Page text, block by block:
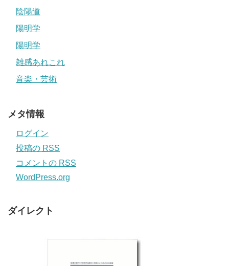
陰陽道
陽明学
陽明学
雑感あれこれ
音楽・芸術
メタ情報
ログイン
投稿の RSS
コメントの RSS
WordPress.org
ダイレクト